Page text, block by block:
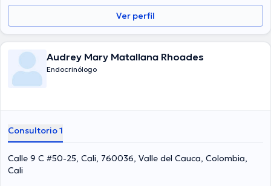
especialista.
Ver perfil
Audrey Mary Matallana Rhoades
Endocrinólogo
Consultorio 1
Calle 9 C #50-25, Cali, 760036, Valle del Cauca, Colombia,
Cali